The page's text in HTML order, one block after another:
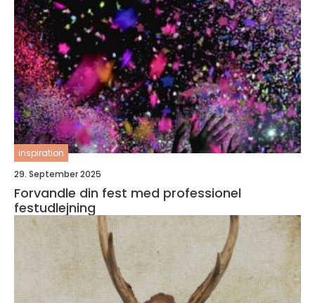
inspiration
29. September 2025
Forvandle din fest med professionel
festudlejning